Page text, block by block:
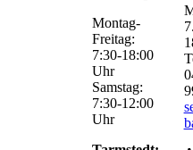
Montag-
Freitag:
7:30-18:00
Uhr
Samstag:
7:30-12:00
Uhr